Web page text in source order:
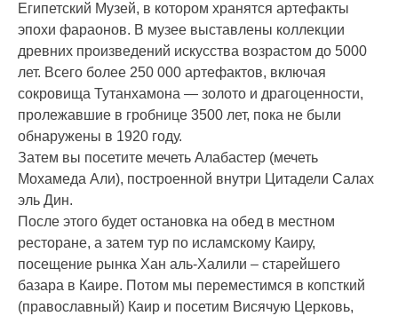
Египетский Музей, в котором хранятся артефакты
эпохи фараонов. В музее выставлены коллекции
древних произведений искусства возрастом до 5000
лет. Всего более 250 000 артефактов, включая
сокровища Тутанхамона — золото и драгоценности,
пролежавшие в гробнице 3500 лет, пока не были
обнаружены в 1920 году.
Затем вы посетите мечеть Алабастер (мечеть
Мохамеда Али), построенной внутри Цитадели Салах
эль Дин.
После этого будет остановка на обед в местном
ресторане, а затем тур по исламскому Каиру,
посещение рынка Хан аль-Халили – старейшего
базара в Каире. Потом мы переместимся в копсткий
(православный) Каир и посетим Висячую Церковь,